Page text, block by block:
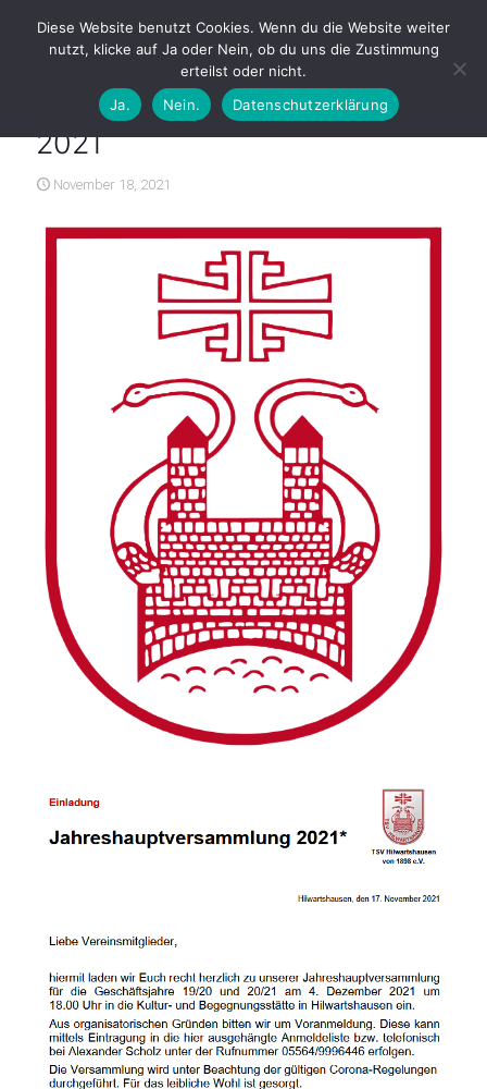
Jahreshauptversammlung
2021
November 18, 2021
Diese Website benutzt Cookies. Wenn du die Website weiter
nutzt, klicke auf Ja oder Nein, ob du uns die Zustimmung
erteilst oder nicht.
Ja.
Nein. Datenschutzerklärung